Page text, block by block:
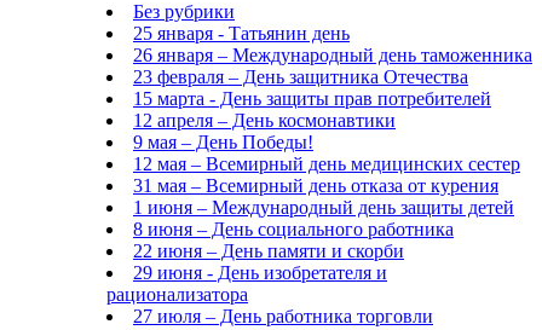
Без рубрики
25 января - Татьянин день
26 января – Международный день таможенника
23 февраля – День защитника Отечества
15 марта - День защиты прав потребителей
12 апреля – День космонавтики
9 мая – День Победы!
12 мая – Всемирный день медицинских сестер
31 мая – Всемирный день отказа от курения
1 июня – Международный день защиты детей
8 июня – День социального работника
22 июня – День памяти и скорби
29 июня - День изобретателя и
рационализатора
27 июля – День работника торговли